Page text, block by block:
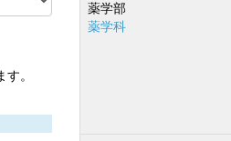
。
薬学部
薬学科